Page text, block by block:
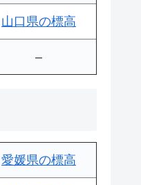
山口県の標高
–
愛媛県の標高